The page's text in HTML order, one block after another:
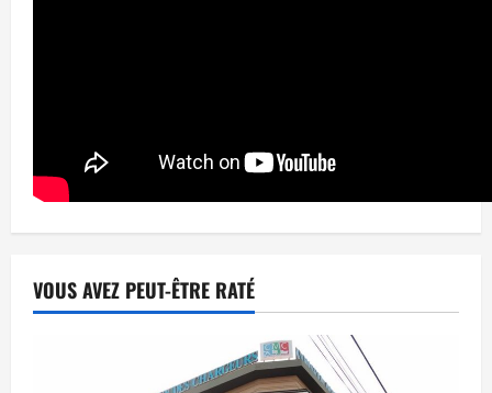
VOUS AVEZ PEUT-ÊTRE RATÉ